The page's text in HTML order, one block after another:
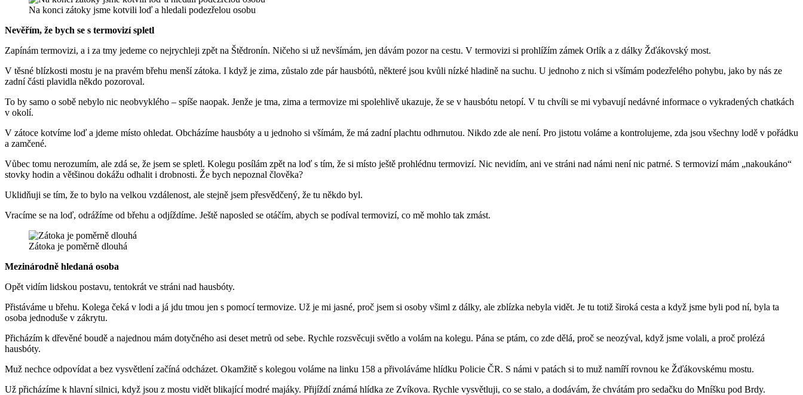
Na konci zátoky jsme kotvili loď a hledali podezřelou osobu
Nevěřím, že bych se s termovizí spletl
Zapínám termovizi, a i za tmy jedeme co nejrychleji zpět na Štědronín. Ničeho si už nevšímám, jen dávám pozor na cestu. V termovizi si prohlížím zámek Orlík a z dálky Žďákovský most.
V těsné blízkosti mostu je na pravém břehu menší zátoka. I když je zima, zůstalo zde pár hausbótů, některé jsou kvůli nízké hladině na suchu. U jednoho z nich si všímám podezřelého pohybu, jako by nás ze
zadní části plavidla někdo pozoroval.
To by samo o sobě nebylo nic neobvyklého – spíše naopak. Jenže je tma, zima a termovize mi spolehlivě ukazuje, že se v hausbótu netopí. V tu chvíli se mi vybavují nedávné informace o vykradených chatkách
v okolí.
V zátoce kotvíme loď a jdeme místo ohledat. Obcházíme hausbóty a u jednoho si všímám, že má zadní plachtu odhrnutou. Nikdo zde ale není. Pro jistotu voláme a kontrolujeme, zda jsou všechny lodě v pořádku
a zamčené.
Vůbec tomu nerozumím, ale zdá se, že jsem se spletl. Kolegu posílám zpět na loď s tím, že si místo ještě prohlédnu termovizí. Nic nevidím, ani ve stráni nad námi není nic patrné. S termovizí mám „nakoukáno“
stovky hodin a většinou dokážu odhalit i drobnosti. Že bych nepoznal člověka?
Uklidňuji se tím, že to bylo na velkou vzdálenost, ale stejně jsem přesvědčený, že tu někdo byl.
Vracíme se na loď, odrážíme od břehu a odjíždíme. Ještě naposled se otáčím, abych se podíval termovizí, co mě mohlo tak zmást.
Zátoka je poměrně dlouhá
Mezinárodně hledaná osoba
Opět vidím lidskou postavu, tentokrát ve stráni nad hausbóty.
Přistáváme u břehu. Kolega čeká v lodi a já jdu tmou jen s pomocí termovize. Už je mi jasné, proč jsem si osoby všiml z dálky, ale zblízka nebyla vidět. Je tu totiž široká cesta a když jsme byli pod ní, byla ta
osoba jednoduše v zákrytu.
Přicházím k dřevěné boudě a najednou mám dotyčného asi deset metrů od sebe. Rychle rozsvěcuji světlo a volám na kolegu. Pána se ptám, co zde dělá, proč se neozýval, když jsme volali, a proč prolézá
hausbóty.
Muž nechce odpovídat a bez vysvětlení začíná odcházet. Okamžitě s kolegou voláme na linku 158 a přivoláváme hlídku Policie ČR. S námi v patách si to muž namíří rovnou ke Žďákovskému mostu.
Už přicházíme k hlavní silnici, když jsou z mostu vidět blikající modré majáky. Přijíždí známá hlídka ze Zvíkova. Rychle vysvětluji, co se stalo, a dodávám, že chvátám pro sedačku do Mníšku pod Brdy.